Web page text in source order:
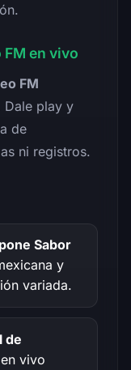
en vivo
FM
Dale play y
de
ni registros.
Sabor
y
variada.
de
vivo